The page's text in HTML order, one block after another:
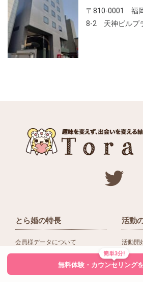
〒810-0001 福
8-2 天神ビルプ
とら婚の特長
会員様データについて
活動
活動開
入会後
簡単3分!
無料体験・カウンセリング